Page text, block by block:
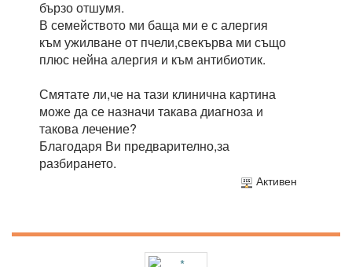
бързо отшумя.
В семейството ми баща ми е с алергия
към ужилване от пчели,свекърва ми също
плюс нейна алергия и към антибиотик.
Смятате ли,че на тази клинична картина
може да се назначи такава диагноза и
такова лечение?
Благодаря Ви предварително,за
разбирането.
Активен